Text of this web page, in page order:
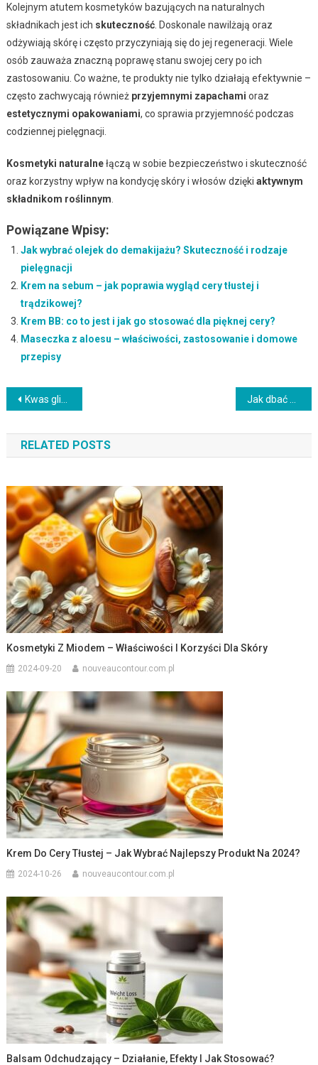
Kolejnym atutem kosmetyków bazujących na naturalnych
składnikach jest ich skuteczność. Doskonale nawilżają oraz
odżywiają skórę i często przyczyniają się do jej regeneracji. Wiele
osób zauważa znaczną poprawę stanu swojej cery po ich
zastosowaniu. Co ważne, te produkty nie tylko działają efektywnie –
często zachwycają również przyjemnymi zapachami oraz
estetycznymi opakowaniami, co sprawia przyjemność podczas
codziennej pielęgnacji.
Kosmetyki naturalnełączą w sobie bezpieczeństwo i skuteczność
oraz korzystny wpływ na kondycję skóry i włosów dzięki aktywnym
składnikom roślinnym
Powiązane Wpisy:
Jak wybrać olejek do demakijażu? Skuteczność i rodzaje
pielęgnacji
Krem na sebum – jak poprawia wygląd cery tłustej i
trądzikowej?
Krem BB: co to jest i jak go stosować dla pięknej cery?
Maseczka z aloesu – właściwości, zastosowanie i domowe
przepisy
Nawigacja
wpisu
Kwas glikolowy latem – jak bezpiecznie pielęgnować skórę?
RELATED POSTS
Kosmetyki Z Miodem – Właściwości I Korzyści Dla Skóry
2024-09-20 nouveaucontour.com.pl
Krem Do Cery Tłustej – Jak Wybrać Najlepszy Produkt Na 2024?
2024-10-26 nouveaucontour.com.pl
Balsam Odchudzający – Działanie, Efekty I Jak Stosować?